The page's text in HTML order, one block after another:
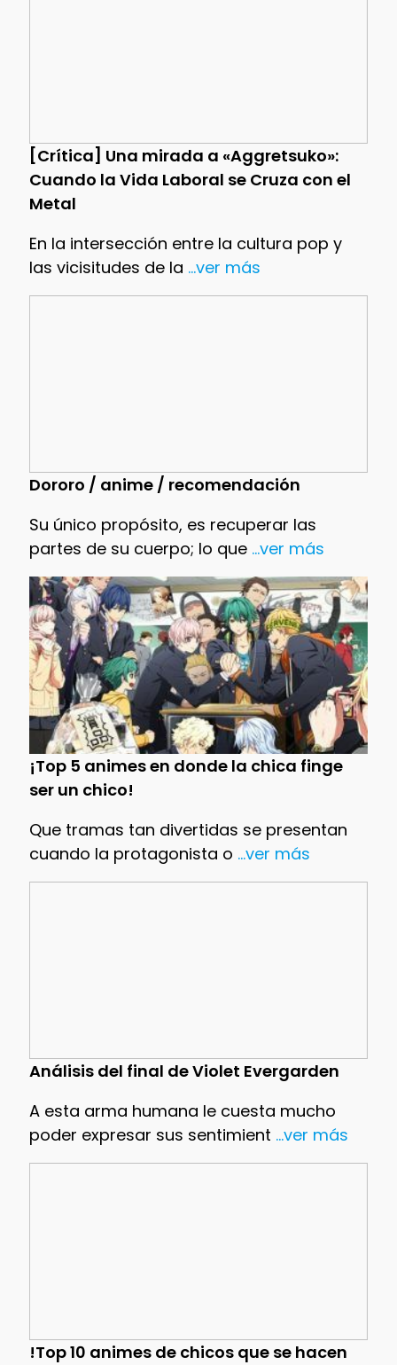
[Crítica] Una mirada a «Aggretsuko»:
Cuando la Vida Laboral se Cruza con el
Metal
En la intersección entre la cultura pop y
las vicisitudes de la ...ver más
Dororo / anime / recomendación
Su único propósito, es recuperar las
partes de su cuerpo; lo que...ver más
¡Top 5 animes en donde la chica finge
ser un chico!
Que tramas tan divertidas se presentan
cuando la protagonista o ...ver más
Análisis del final de Violet Evergarden
A esta arma humana le cuesta mucho
poder expresar sus sentimient ...ver más
!Top 10 animes de chicos que se hacen